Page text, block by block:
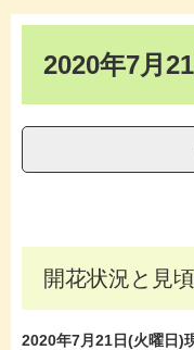
2020年7月
開花状況と見
2020年7月21日(火曜日)